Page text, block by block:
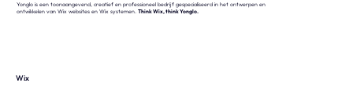
Yonglo is een toonaangevend, creatief en professioneel bedrijf gespecialiseerd in het ontwerpen en
ontwikkelen van Wix websites en Wix systemen. Think Wix, think Yonglo.
Wix